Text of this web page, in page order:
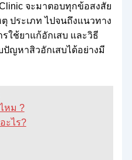
จะมาตอบทุกข้อสงสัย
ประเภท ไปจนถึงแนวทาง
ใช้ยาแก้อักเสบ และวิธี
ญหาสิวอักเสบได้อย่างมี
หม ?
ะไร?